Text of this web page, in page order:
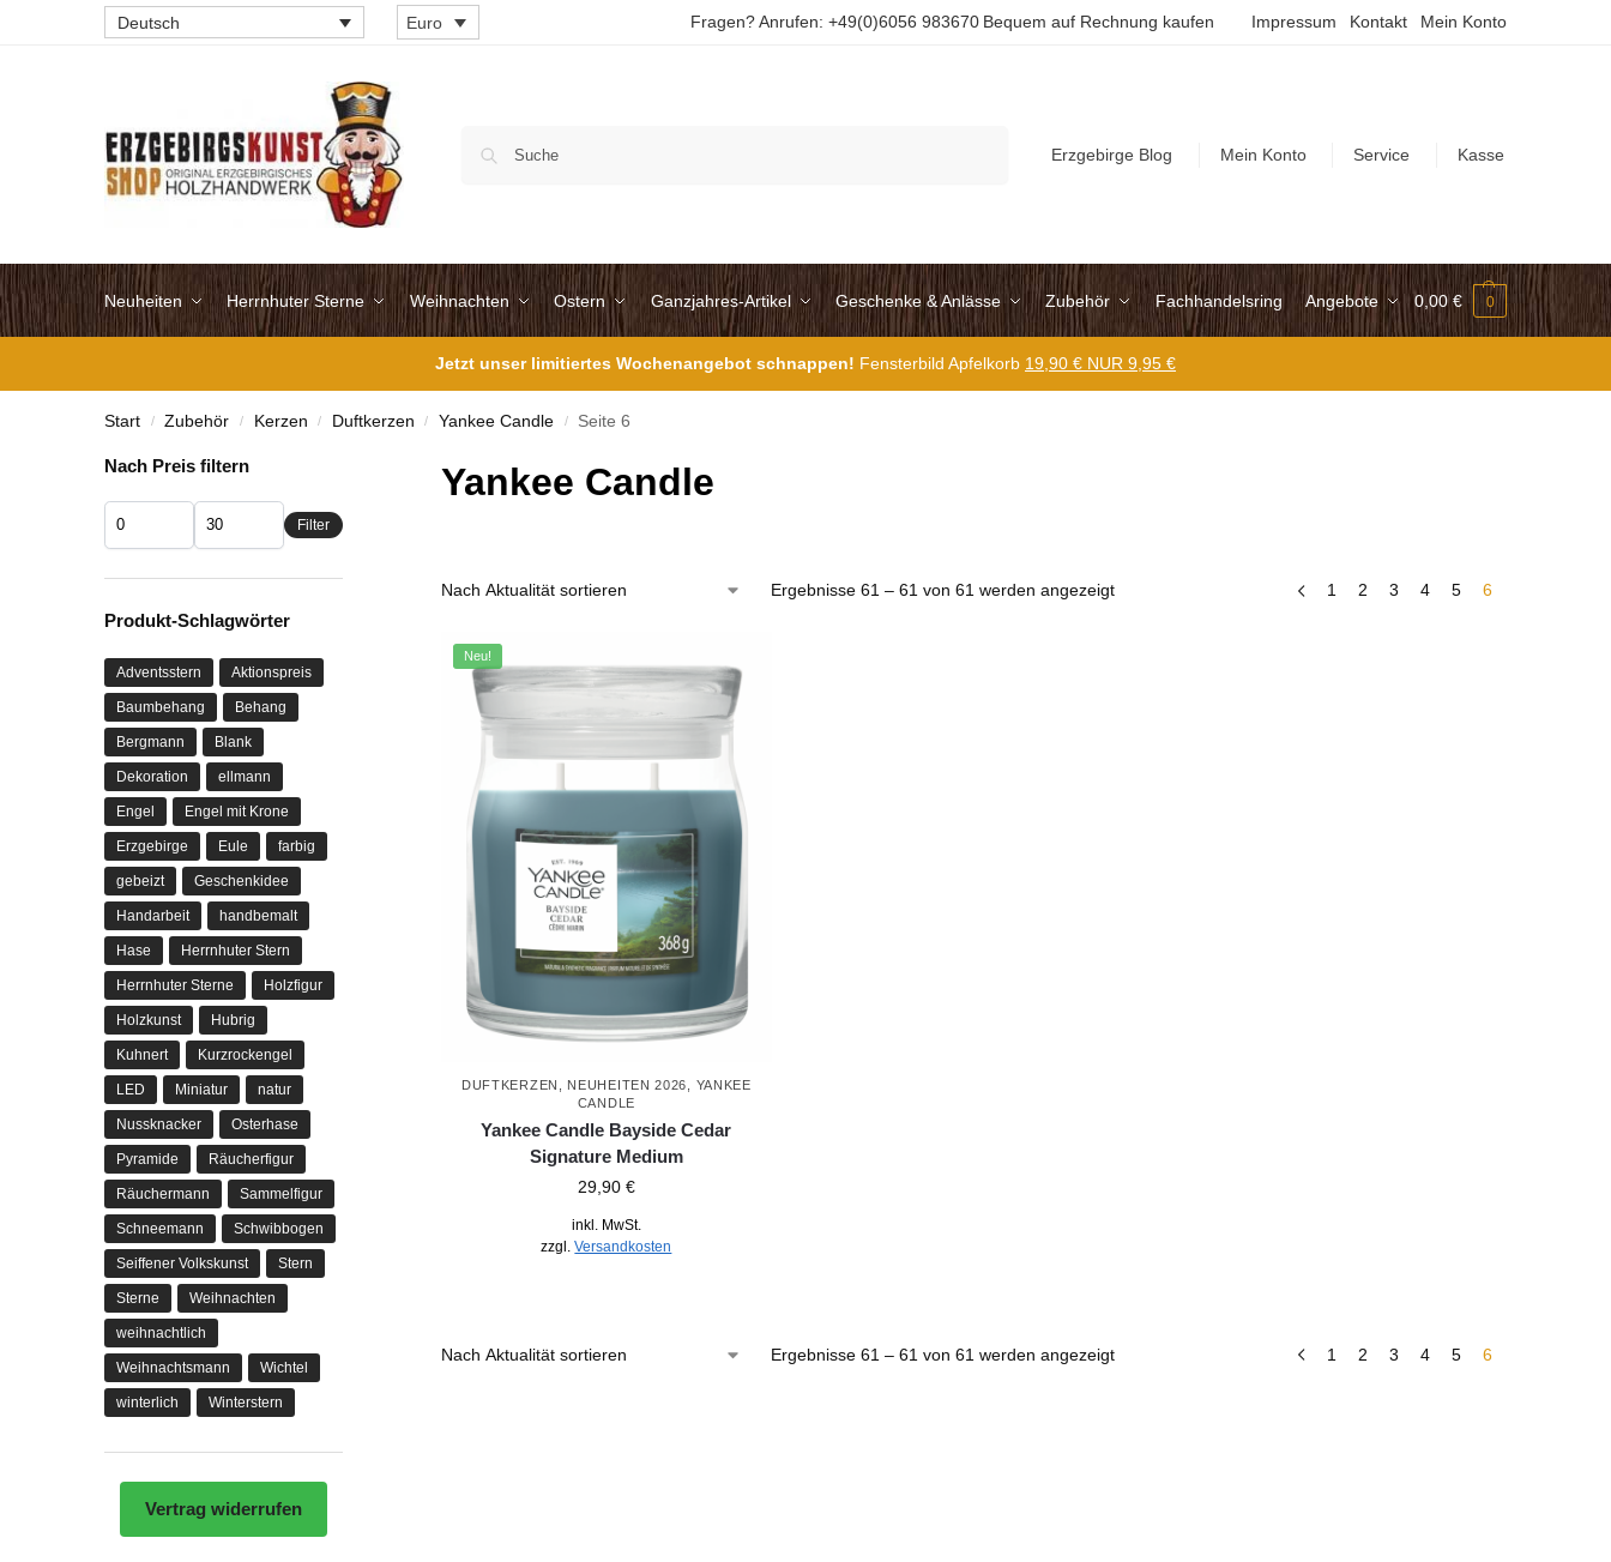
Deutsch Euro Fragen? Anrufen: +49(0)6056 983670 Bequem auf Rechnung kaufen Impressum Kontakt Mein Konto
Erzgebirge Blog Mein Konto Service Kasse
Neuheiten Herrnhuter Sterne Weihnachten Ostern Ganzjahres-Artikel Geschenke & Anlässe Zubehör Fachhandelsring Angebote 0,00 € 0
Jetzt unser limitiertes Wochenangebot schnappen! Fensterbild Apfelkorb 19,90 € NUR 9,95 €
Start / Zubehör / Kerzen / Duftkerzen / Yankee Candle / Seite 6
Yankee Candle
Ergebnisse 61 – 61 von 61 werden angezeigt 1 2 3 4 5 6
Neu!
DUFTKERZEN NEUHEITEN 2026
YANKEE
CANDLE
Yankee Candle Bayside Cedar
Signature Medium
29,90 €
inkl. MwSt.
zzgl.Versandkosten
Ergebnisse 61 – 61 von 61 werden angezeigt 1 2 3 4 5 6
Nach Preis filtern
Filter
Produkt-Schlagwörter
Adventsstern Aktionspreis
Baumbehang Behang
Bergmann Blank
Dekoration ellmann
Engel Engel mit Krone
Erzgebirge Eule farbig
gebeizt Geschenkidee
Handarbeit handbemalt
Hase Herrnhuter Stern
Herrnhuter Sterne Holzfigur
Holzkunst Hubrig
Kuhnert Kurzrockengel
LED Miniatur natur
Nussknacker Osterhase
Pyramide Räucherfigur
Räuchermann Sammelfigur
Schneemann Schwibbogen
Seiffener Volkskunst Stern
Sterne Weihnachten
weihnachtlich
Weihnachtsmann Wichtel
winterlich Winterstern
Vertrag widerrufen